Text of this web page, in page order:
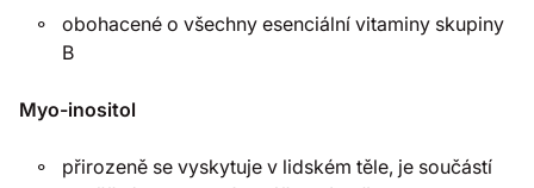
obohacené o všechny esenciální vitaminy skupiny
B
Myo-inositol
přirozeně se vyskytuje v lidském těle, je součástí